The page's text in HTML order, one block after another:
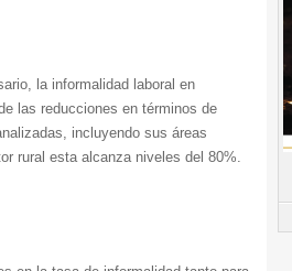
la informalidad laboral en
las reducciones en términos de
incluyendo sus áreas
rural esta alcanza niveles del 80%.